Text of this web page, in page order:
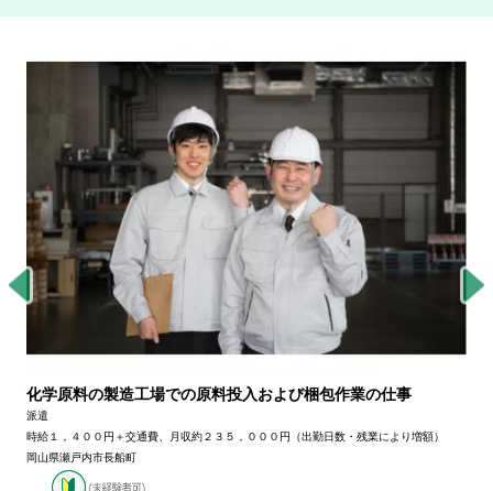
化学原料の製造工場での原料投入および梱包作業の仕事
派遣
時給１，４００円＋交通費、月収約２３５，０００円（出勤日数・残業により増額）
岡山県瀬戸内市長船町